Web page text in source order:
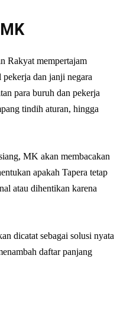
Rakyat mempertajam
pekerja dan janji negara
para buruh dan pekerja
tindih aturan, hingga
MK akan membacakan
apakah Tapera tetap
atau dihentikan karena
dicatat sebagai solusi nyata
daftar panjang